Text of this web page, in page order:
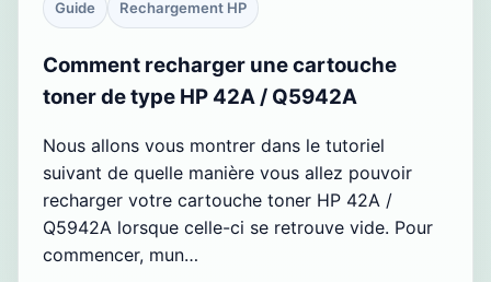
Guide Rechargement HP
Comment recharger une cartouche
toner de type HP 42A / Q5942A
Nous allons vous montrer dans le tutoriel
suivant de quelle manière vous allez pouvoir
recharger votre cartouche toner HP 42A /
Q5942A lorsque celle-ci se retrouve vide. Pour
commencer, mun…